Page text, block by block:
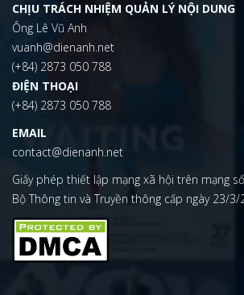
CHỊU TRÁCH NHIỆM QUẢN LÝ NỘI DUNG
Ông Lê Vũ Anh
vuanh@dienanh.net
(+84) 2873 050 788
ĐIỆN THOẠI
(+84) 2873 050 788
EMAIL
contact@dienanh.net
Giấy phép thiết lập mạng xã hội trên mạng
Bộ Thông tin và Truyền thông cấp ngày 23/3/